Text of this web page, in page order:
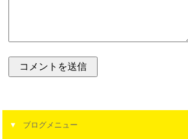
ブログメニュー